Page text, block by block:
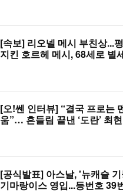
[속보] 리오넬 메시 부친상...
지킨 호르헤 메시, 68세로 별
[오!쎈 인터뷰] “결국 프로는
움”… 흔들림 끝낸 ‘도란’ 최
[공식발표] 아스날, '뉴캐슬
기마랑이스 영입...등번호 39